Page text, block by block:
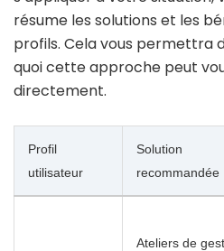
résume les solutions et les
profils. Cela vous permettra
quoi cette approche peut
directement.
Profil
utilisateur
Solution
recommandée
Ateliers de